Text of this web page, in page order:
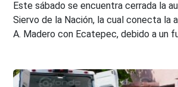
Este sábado se encuentra cerrada la
Siervo de la Nación, la cual conecta la
A. Madero con Ecatepec, debido a un